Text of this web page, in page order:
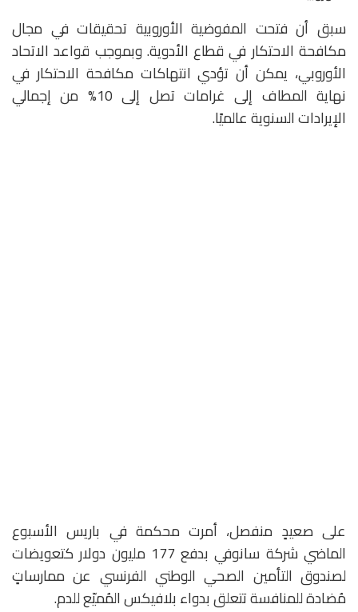
سبق أن فتحت المفوضية الأوروبية تحقيقات في مجال
مكافحة الاحتكار في قطاع الأدوية. وبموجب قواعد الاتحاد
الأوروبي، يمكن أن تؤدي انتهاكات مكافحة الاحتكار في
نهاية المطاف إلى غرامات تصل إلى 10% من إجمالي
الإيرادات السنوية عالميًا.
على صعيدٍ منفصل، أمرت محكمة في باريس الأسبوع
الماضي شركة سانوفي بدفع 177 مليون دولار كتعويضات
لصندوق التأمين الصحي الوطني الفرنسي عن ممارساتٍ
مُضادة للمنافسة تتعلق بدواء بلافيكس المُميّع للدم.